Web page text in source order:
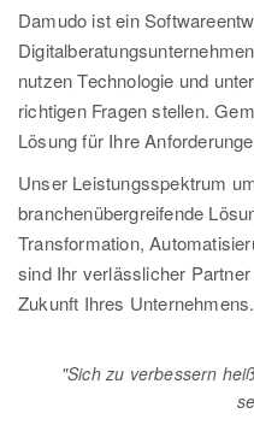
Damudo ist ein
nutzen Technologie und
richtigen Fragen stellen.
Lösung für Ihre
Unser Leistungsspektrum
branchenübergreifende
Transformation,
sind Ihr verlässlicher
Zukunft Ihres Unternehmens.
"Sich zu verbessern